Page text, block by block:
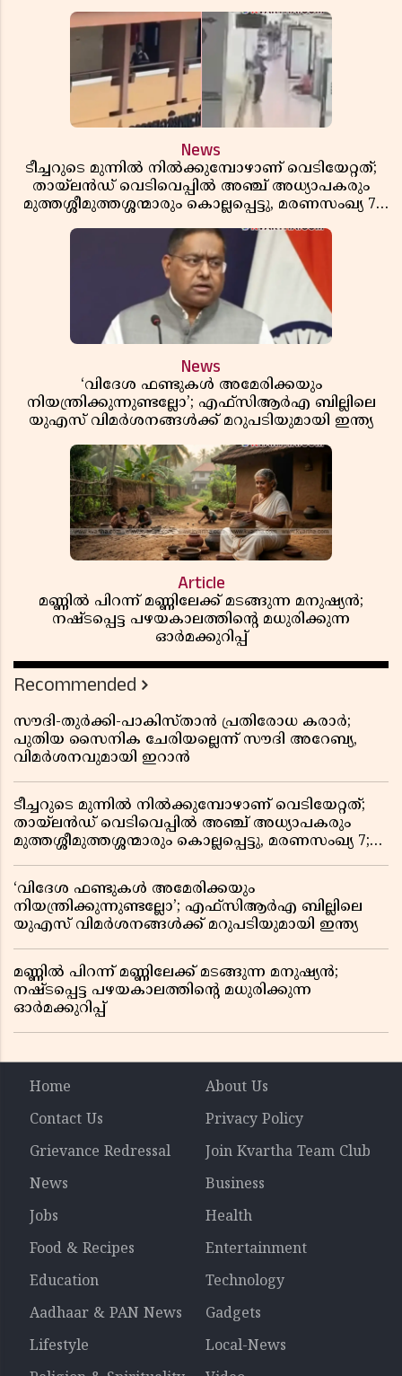
News
ടീച്ചറുടെ മുന്നിൽ നിൽക്കുമ്പോഴാണ് വെടിയേറ്റത്;
തായ്‌ലൻഡ് വെടിവെപ്പിൽ അഞ്ച് അധ്യാപകരും
മുത്തശ്ശീമുത്തശ്ശന്മാരും കൊല്ലപ്പെട്ടു, മരണസംഖ്യ 7;
News
‘വിദേശ ഫണ്ടുകൾ അമേരിക്കയും
നിയന്ത്രിക്കുന്നുണ്ടല്ലോ’; എഫ്സിആർഎ ബില്ലിലെ
യുഎസ് വിമർശനങ്ങൾക്ക് മറുപടിയുമായി ഇന്ത്യ
Article
മണ്ണിൽ പിറന്ന് മണ്ണിലേക്ക് മടങ്ങുന്ന മനുഷ്യൻ;
നഷ്ടപ്പെട്ട പഴയകാലത്തിൻ്റെ മധുരിക്കുന്ന
ഓർമക്കുറിപ്പ്
Recommended
സൗദി-തുർക്കി-പാകിസ്താൻ പ്രതിരോധ കരാർ;
പുതിയ സൈനിക ചേരിയല്ലെന്ന് സൗദി അറേബ്യ,
വിമർശനവുമായി ഇറാൻ
ടീച്ചറുടെ മുന്നിൽ നിൽക്കുമ്പോഴാണ് വെടിയേറ്റത്;
തായ്‌ലൻഡ് വെടിവെപ്പിൽ അഞ്ച് അധ്യാപകരും
മുത്തശ്ശീമുത്തശ്ശന്മാരും കൊല്ലപ്പെട്ടു, മരണസംഖ്യ 7;
‘വിദേശ ഫണ്ടുകൾ അമേരിക്കയും
നിയന്ത്രിക്കുന്നുണ്ടല്ലോ’; എഫ്സിആർഎ ബില്ലിലെ
യുഎസ് വിമർശനങ്ങൾക്ക് മറുപടിയുമായി ഇന്ത്യ
മണ്ണിൽ പിറന്ന് മണ്ണിലേക്ക് മടങ്ങുന്ന മനുഷ്യൻ;
നഷ്ടപ്പെട്ട പഴയകാലത്തിൻ്റെ മധുരിക്കുന്ന
ഓർമക്കുറിപ്പ്
Home
About Us
Contact Us
Privacy Policy
Grievance Redressal
Join Kvartha Team Club
News
Business
Jobs
Health
Food & Recipes
Entertainment
Education
Technology
Aadhaar & PAN News
Gadgets
Lifestyle
Local-News